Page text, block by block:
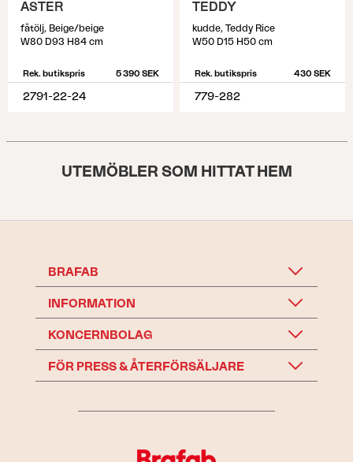
ASTER
fåtölj, Beige/beige
W80 D93 H84 cm
Rek. butikspris 5 390 SEK
2791-22-24
TEDDY
kudde, Teddy Rice
W50 D15 H50 cm
Rek. butikspris 430 SEK
779-282
UTEMÖBLER SOM HITTAT HEM
BRAFAB
INFORMATION
KONCERNBOLAG
FÖR PRESS & ÅTERFÖRSÄLJARE